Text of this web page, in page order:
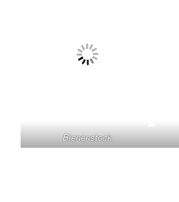
Bienenstock